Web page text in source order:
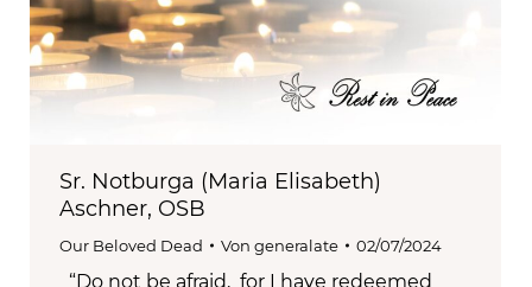
Sr. Notburga (Maria Elisabeth)
Aschner, OSB
Our Beloved Dead Von generalate 02/07/2024
“Do not be afraid, for I have redeemed